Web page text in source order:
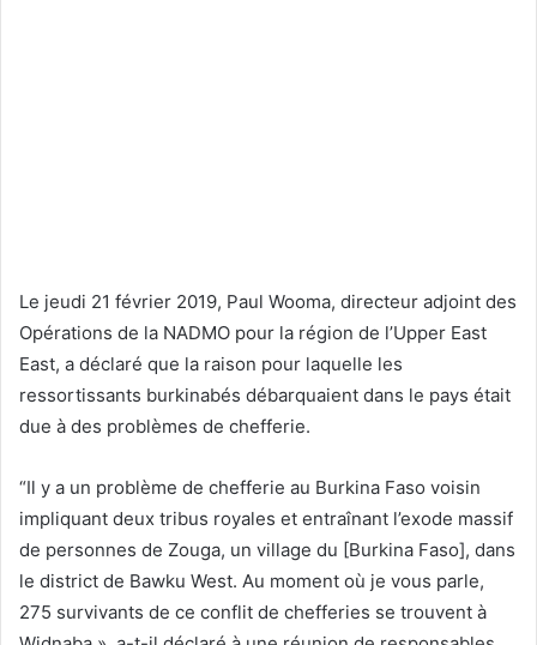
Le jeudi 21 février 2019, Paul Wooma, directeur adjoint des
Opérations de la NADMO pour la région de l’Upper East
East, a déclaré que la raison pour laquelle les
ressortissants burkinabés débarquaient dans le pays était
due à des problèmes de chefferie.
“Il y a un problème de chefferie au Burkina Faso voisin
impliquant deux tribus royales et entraînant l’exode massif
de personnes de Zouga, un village du [Burkina Faso], dans
le district de Bawku West. Au moment où je vous parle,
275 survivants de ce conflit de chefferies se trouvent à